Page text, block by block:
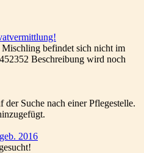
befindet sich nicht im
Beschreibung wird noch
Suche nach einer Pflegestelle.
2016